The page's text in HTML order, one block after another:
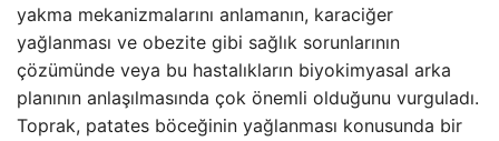
yakma mekanizmalarını anlamanın, karaciğer
yağlanması ve obezite gibi sağlık sorunlarının
çözümünde veya bu hastalıkların biyokimyasal arka
planının anlaşılmasında çok önemli olduğunu vurguladı.
Toprak, patates böceğinin yağlanması konusunda bir